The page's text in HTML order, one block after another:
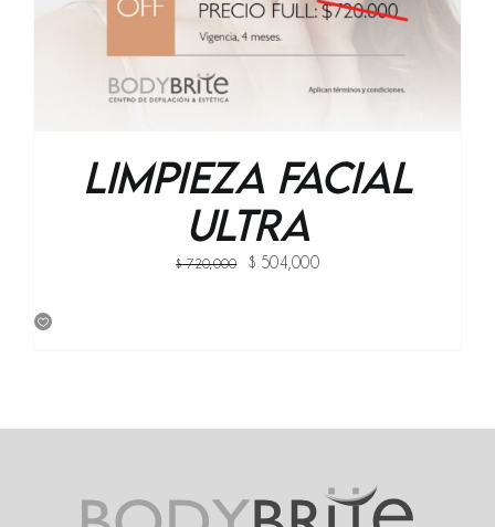
Limpieza Facial
Ultra
$720,000
Original
$ 504,000Current